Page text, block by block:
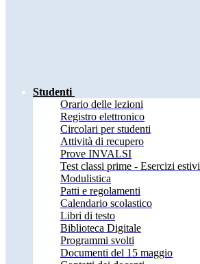
Studenti
Orario delle lezioni
Registro elettronico
Circolari per studenti
Attività di recupero
Prove INVALSI
Test classi prime - Esercizi estivi
Modulistica
Patti e regolamenti
Calendario scolastico
Libri di testo
Biblioteca Digitale
Programmi svolti
Documenti del 15 maggio